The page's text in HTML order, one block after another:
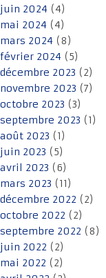
juin 2024 (4)
mai 2024 (4)
mars 2024 (8)
février 2024 (5)
décembre 2023 (2)
novembre 2023 (7)
octobre 2023 (3)
septembre 2023 (1)
août 2023 (1)
juin 2023 (5)
avril 2023 (6)
mars 2023 (11)
décembre 2022 (2)
octobre 2022 (2)
septembre 2022 (8)
juin 2022 (2)
mai 2022 (2)